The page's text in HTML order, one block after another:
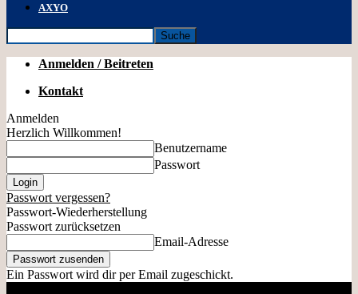
AXYO
Anmelden / Beitreten
Kontakt
Anmelden
Herzlich Willkommen!
Benutzername
Passwort
Passwort vergessen?
Passwort-Wiederherstellung
Passwort zurücksetzen
Email-Adresse
Ein Passwort wird dir per Email zugeschickt.